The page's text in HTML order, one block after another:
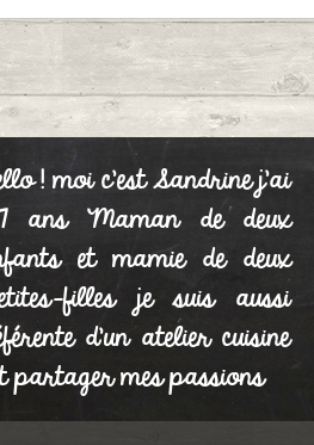
! moi c'est Sandrine j'ai
ans Maman de deux
et mamie de deux
filles je suis aussi
d'un atelier cuisine
partager mes passions